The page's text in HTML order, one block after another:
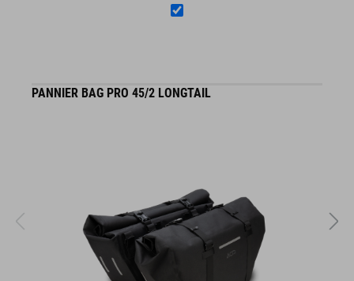
PANNIER BAG PRO 45/2 LONGTAIL